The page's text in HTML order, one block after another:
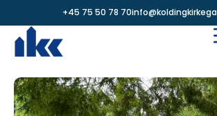
+45 75 50 78 70